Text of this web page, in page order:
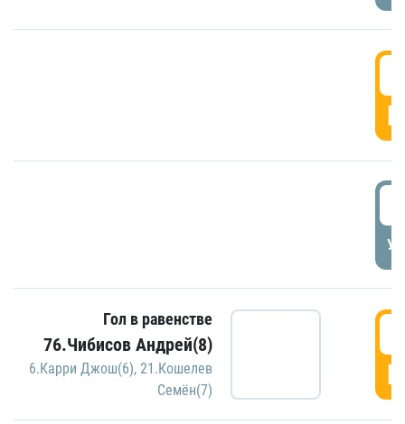
Гол в равенстве
76.Чибисов Андрей(8)
6.Карри Джош(6), 21.Кошелев
Семён(7)